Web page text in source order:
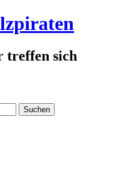
treffen sich